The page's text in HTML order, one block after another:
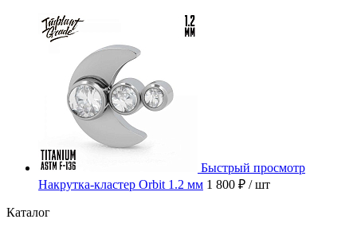
Быстрый просмотр
Накрутка-кластер Orbit 1.2 мм 1 800 ₽ / шт
Каталог